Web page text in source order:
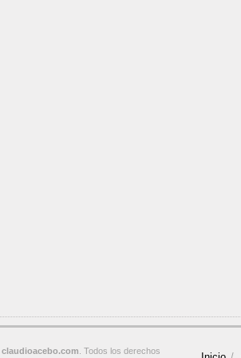
claudioacebo.com . Todos los derechos